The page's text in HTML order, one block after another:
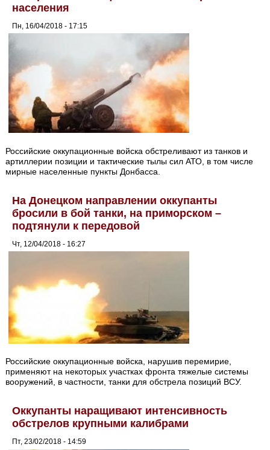
населения
Пн, 16/04/2018 - 17:15
Российские оккупационные войска обстреливают из танков и
артиллерии позиции и тактические тылы сил АТО, в том числе
мирные населенные пункты Донбасса.
На Донецком направлении оккупанты
бросили в бой танки, на приморском –
подтянули к передовой
Чт, 12/04/2018 - 16:27
Российские оккупационные войска, нарушив перемирие,
применяют на некоторых участках фронта тяжелые системы
вооружений, в частности, танки для обстрела позиций ВСУ.
Оккупанты наращивают интенсивность
обстрелов крупными калибрами
Пт, 23/02/2018 - 14:59